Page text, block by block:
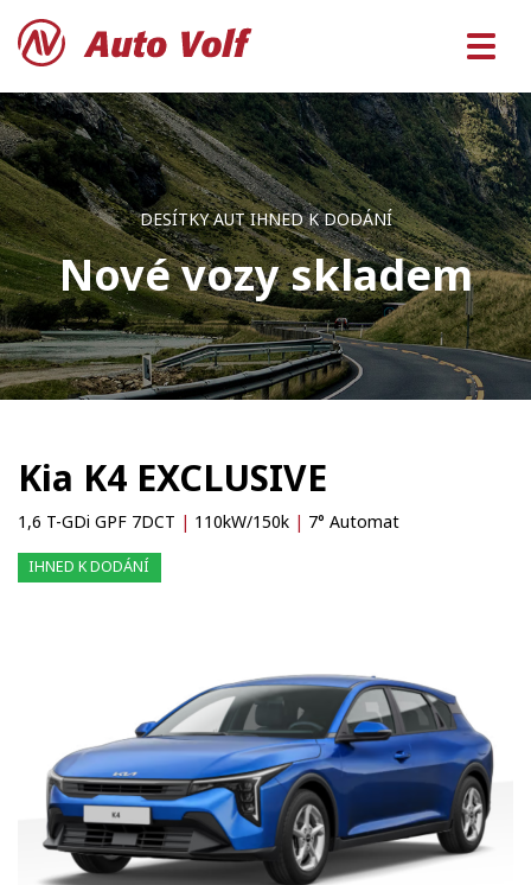
DESÍTKY AUT IHNED K DODÁNÍ
Nové vozy skladem
Kia K4 EXCLUSIVE
1,6 T-GDi GPF 7DCT | 110kW/150k | 7° Automat
IHNED K DODÁNÍ